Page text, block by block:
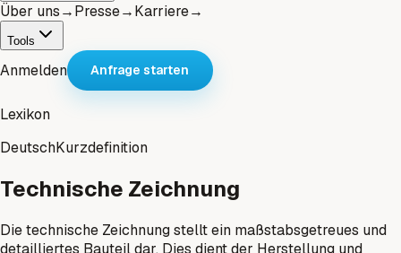
Über uns→Presse→Karriere→
Tools
Anmelden Anfrage starten
Lexikon
DeutschKurzdefinition
Technische Zeichnung
Die technische Zeichnung stellt ein maßstabsgetreues und
detailliertes Bauteil dar. Dies dient der Herstellung und